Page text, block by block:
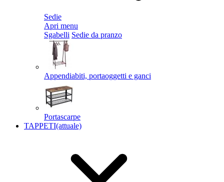
Sedie
Apri menu
Sgabelli Sedie da pranzo
Appendiabiti, portaoggetti e ganci
Portascarpe
TAPPETI(attuale)